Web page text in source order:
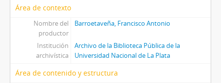
Área de contexto
Nombre del
productor
Barroetaveña, Francisco Antonio
Institución
archivística
Archivo de la Biblioteca Pública de la
Universidad Nacional de La Plata
Área de contenido y estructura